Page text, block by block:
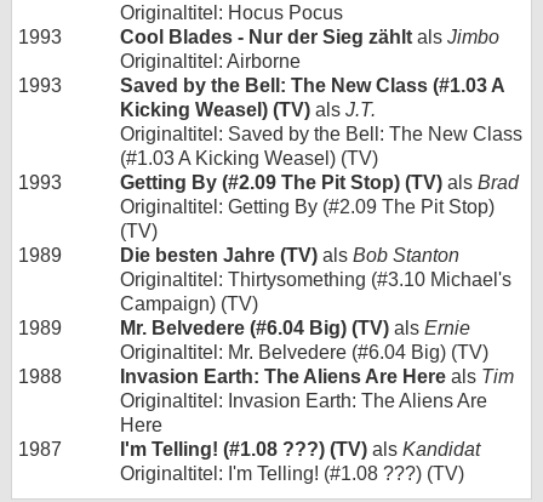
Originaltitel: Hocus Pocus
1993
Cool Blades - Nur der Sieg zählt als Jimbo
Originaltitel: Airborne
1993
Saved by the Bell: The New Class (#1.03 A
Kicking Weasel) (TV) als J.T.
Originaltitel: Saved by the Bell: The New Class
(#1.03 A Kicking Weasel) (TV)
1993
Getting By (#2.09 The Pit Stop) (TV) als Brad
Originaltitel: Getting By (#2.09 The Pit Stop)
(TV)
1989
Die besten Jahre (TV) als Bob Stanton
Originaltitel: Thirtysomething (#3.10 Michael's
Campaign) (TV)
1989
Mr. Belvedere (#6.04 Big) (TV) als Ernie
Originaltitel: Mr. Belvedere (#6.04 Big) (TV)
1988
Invasion Earth: The Aliens Are Here als Tim
Originaltitel: Invasion Earth: The Aliens Are
Here
1987
I'm Telling! (#1.08 ???) (TV) als Kandidat
Originaltitel: I'm Telling! (#1.08 ???) (TV)